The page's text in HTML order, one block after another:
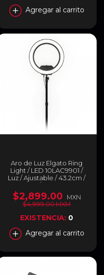
Agregar al carrito
Aro de Luz Elgato Ring
Light / LED 10LAC9901 /
Luz / Ajustable / 43.2cm /
Negro / 10LAC9901
$2,899.00
MXN
$4,999.00 MXM
EXISTENCIA: 0
Agregar al carrito